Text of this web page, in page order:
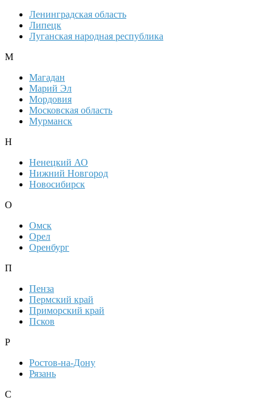
Ленинградская область
Липецк
Луганская народная республика
М
Магадан
Марий Эл
Мордовия
Московская область
Мурманск
Н
Ненецкий АО
Нижний Новгород
Новосибирск
О
Омск
Орел
Оренбург
П
Пенза
Пермский край
Приморский край
Псков
Р
Ростов-на-Дону
Рязань
С